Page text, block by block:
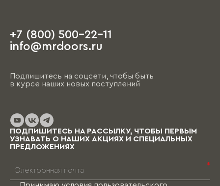
+7 (800) 500-22-11
info@mrdoors.ru
Подпишитесь на соцсети, чтобы быть
в курсе наших новых поступлений
ПОДПИШИТЕСЬ НА РАССЫЛКУ, ЧТОБЫ ПЕРВЫМ
УЗНАВАТЬ О НАШИХ АКЦИЯХ И СПЕЦИАЛЬНЫХ
ПРЕДЛОЖЕНИЯХ
*